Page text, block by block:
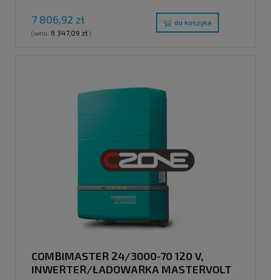
7 806,92 zł
(netto: 6 347,09 zł)
do koszyka
COMBIMASTER 24/3000-70 120 V,
INWERTER/ŁADOWARKA MASTERVOLT